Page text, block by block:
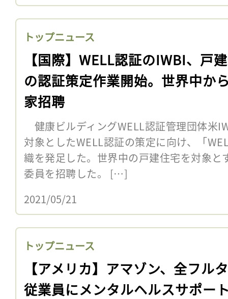
トップニュース
【国際】WELL認証のIWBI、戸
の認証策定作業開始。世界中か
家招聘
健康ビルディングWELL認証管理団体米
対象としたWELL認証の策定に向け、「
織を発足した。世界中の戸建住宅を対象と
委員を招聘した。 […]
2021/05/21
トップニュース
【アメリカ】アマゾン、全フル
従業員にメンタルヘルスサポー